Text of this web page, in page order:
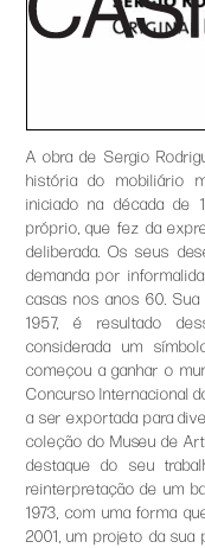
A obra de Sergio
história do mobiliário
iniciado na década de
próprio, que fez da
deliberada. Os seus
demanda por
casas nos anos 60.
1957, é resultado
considerada um
começou a ganhar o
Concurso Internacional
a ser exportada para
coleção do Museu de
destaque do seu
reinterpretação de um
1973, com uma forma
2001, um projeto da sua